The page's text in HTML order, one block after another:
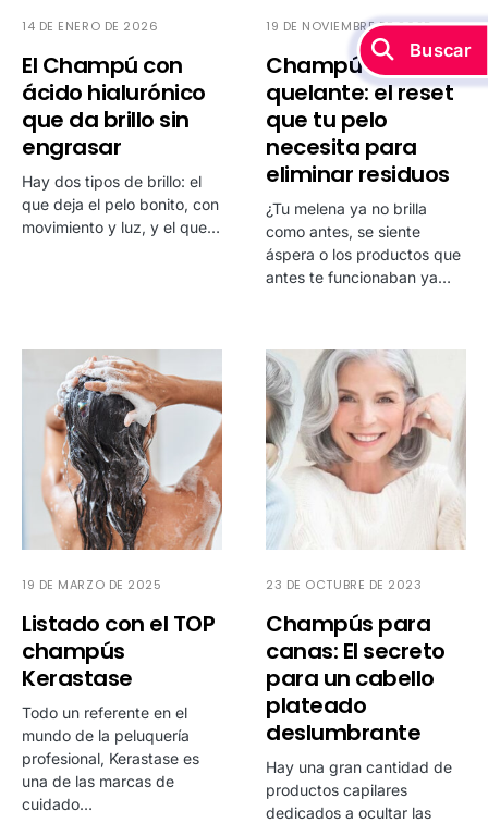
14 DE ENERO DE 2026
El Champú con
ácido hialurónico
que da brillo sin
engrasar
Hay dos tipos de brillo: el
que deja el pelo bonito, con
movimiento y luz, y el que…
19 DE NOVIEMBRE DE 2025
Champú
quelante: el reset
que tu pelo
necesita para
eliminar residuos
¿Tu melena ya no brilla
como antes, se siente
áspera o los productos que
antes te funcionaban ya…
19 DE MARZO DE 2025
Listado con el TOP
champús
Kerastase
Todo un referente en el
mundo de la peluquería
profesional, Kerastase es
una de las marcas de
cuidado…
23 DE OCTUBRE DE 2023
Champús para
canas: El secreto
para un cabello
plateado
deslumbrante
Hay una gran cantidad de
productos capilares
dedicados a ocultar las
Buscar